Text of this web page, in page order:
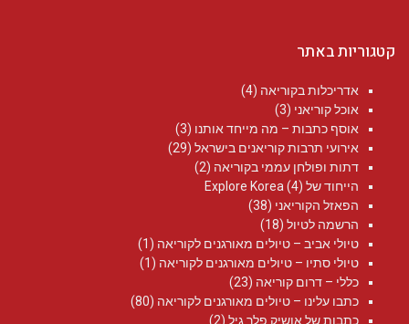
קטגוריות באתר
אדריכלות בקוריאה (4)
אוכל קוריאני (3)
אוסף כתבות – מה מייחד אותנו (3)
אירועי תרבות קוריאנים בישראל (29)
דתות ופולחן עממי בקוריאה (2)
הייחוד של Explore Korea (4)
הפאזל הקוריאני (38)
הרשמה לטיול (18)
טיולי אביב – טיולים מאורגנים לקוריאה (1)
טיולי סתיו – טיולים מאורגנים לקוריאה (1)
כללי – דרום קוריאה (23)
כתבו עלינו – טיולים מאורגנים לקוריאה (80)
כתבות של אושיק פלר גיל (2)